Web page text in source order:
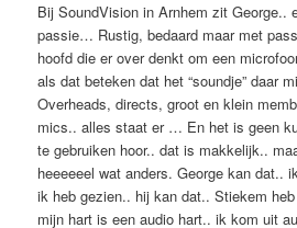
Bij SoundVision in Arnhem zit George..
passie… Rustig, bedaard maar met
hoofd die er over denkt om een
als dat beteken dat het “soundje” daar
Overheads, directs, groot en klein
mics.. alles staat er … En het is geen
te gebruiken hoor.. dat is makkelijk..
heeeeeel wat anders. George kan dat..
ik heb gezien.. hij kan dat.. Stiekem
mijn hart is een audio hart.. ik kom uit